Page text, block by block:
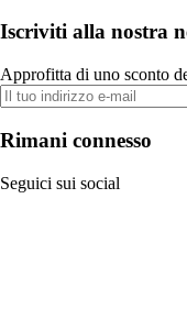
Iscriviti alla nostra
Approfitta di uno sconto
Rimani connesso
Seguici sui social